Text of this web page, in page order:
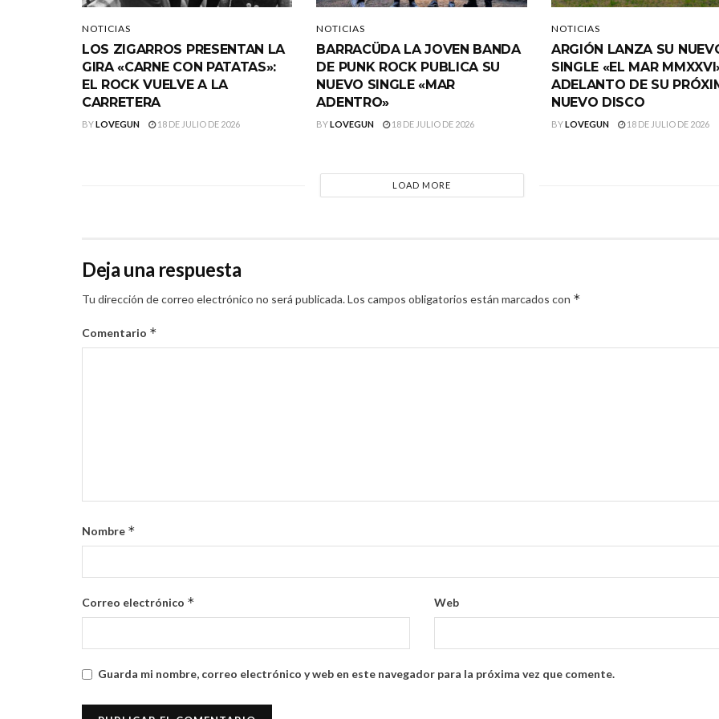
NOTICIAS
LOS ZIGARROS PRESENTAN LA
GIRA «CARNE CON PATATAS»:
EL ROCK VUELVE A LA
CARRETERA
BYLOVEGUN 18 DE JULIO DE 2026
NOTICIAS
BARRACÜDA LA JOVEN BANDA
DE PUNK ROCK PUBLICA SU
NUEVO SINGLE «MAR
ADENTRO»
BYLOVEGUN 18 DE JULIO DE 2026
NOTICIAS
ARGIÓN LANZA SU
SINGLE «EL MAR
ADELANTO DE SU
NUEVO DISCO
BYLOVEGUN 18 DE JULIO DE 2026
LOAD MORE
Deja una respuesta
Tu dirección de correo electrónico no será publicada.Los campos obligatorios están marcados con *
Comentario *
Nombre *
Correo electrónico * Web
Guarda mi nombre, correo electrónico y web en este navegador para la próxima vez que comente.